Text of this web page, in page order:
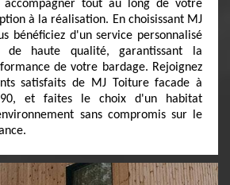
accompagner tout au long de votre
à la réalisation. En choisissant MJ
bénéficiez d'un service personnalisé
haute qualité, garantissant la
de votre bardage. Rejoignez
satisfaits de MJ Toiture facade à
et faites le choix d'un habitat
sans compromis sur le